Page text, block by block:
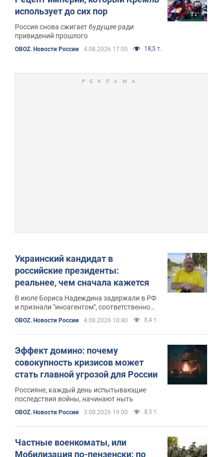
использует до сих пор
Россия снова сжигает будущее ради
привидений прошлого
OBOZ. Новости России 4.08.2026 17:00 18,5 т.
Украинский кандидат в
российские президенты:
реальнее, чем сначала кажется
В июле Бориса Надеждина задержали в РФ
и признали "иноагентом", соответственно
отстранив от участия в сентябрьских
выборах в Госдуму. Сейчас он во Франции
OBOZ. Новости России 4.08.2026 10:40 8,4 т.
Эффект домино: почему
совокупность кризисов может
стать главной угрозой для России
Россияне, каждый день испытывающие
последствия войны, начинают ныть
OBOZ. Новости России 3.08.2026 19:00 8,5 т.
Частные военкоматы, или
Мобилизация по-пензенски: по